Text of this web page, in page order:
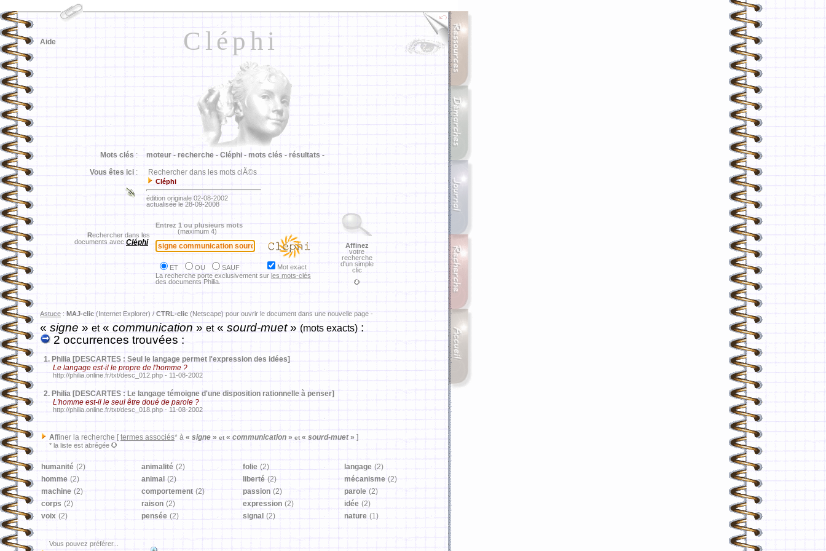
Cléphi
Aide
Mots clés : moteur - recherche - Cléphi - mots clés - résultats -
Vous êtes ici : Rechercher dans les mots clÃ©s
Cléphi
édition originale 02-08-2002
actualisée le 28-09-2008
Rechercher dans les
documents avec Cléphi
Entrez 1 ou plusieurs mots
(maximum 4)
ET OU SAUF
Mot exact
La recherche porte exclusivement sur les mots-clés
des documents Philia.
Affinez
votre
recherche
d'un simple
clic
Astuce : MAJ-clic (Internet Explorer) / CTRL-clic (Netscape) pour ouvrir le document dans une nouvelle page -
«signe » et« communication » et« sourd-muet» (mots exacts) :
2 occurrences trouvées :
1. Philia [DESCARTES : Seul le langage permet l'expression des idées]
Le langage est-il le propre de l'homme ?
http://philia.online.fr/txt/desc_012.php - 11-08-2002
2. Philia [DESCARTES : Le langage témoigne d'une disposition rationnelle à penser]
L'homme est-il le seul être doué de parole ?
http://philia.online.fr/txt/desc_018.php - 11-08-2002
Affiner la recherche [ termes associés* à « signe » et « communication » et« sourd-muet» ]
* la liste est abrégée
humanité (2) animalité (2) folie (2) langage (2)
homme (2) animal (2) liberté (2) mécanisme (2)
machine (2) comportement (2) passion (2) parole (2)
corps (2) raison (2) expression (2) idée (2)
voix (2) pensée (2) signal (2) nature (1)
Vous pouvez préférer...